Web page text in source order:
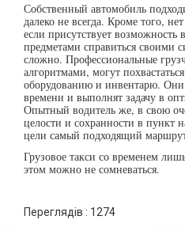
Собственный автомобиль
далеко не всегда. Кроме того,
если присутствует
предметами справиться своими
сложно. Профессиональные
алгоритмами, могут
оборудованию и инвентарю.
времени и выполнят задачу в
Опытный водитель же, в свою
целости и сохранности в пункт
цели самый подходящий
Грузовое такси со временем
этом можно не сомневаться.
Переглядів : 1274